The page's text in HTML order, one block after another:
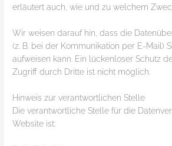
erläutert auch, wie und zu welchem
Wir weisen darauf hin, dass die
(z. B. bei der Kommunikation per E-Mail)
aufweisen kann. Ein lückenloser Schutz
Zugriff durch Dritte ist nicht möglich.
Hinweis zur verantwortlichen Stelle
Die verantwortliche Stelle für die
Website ist: